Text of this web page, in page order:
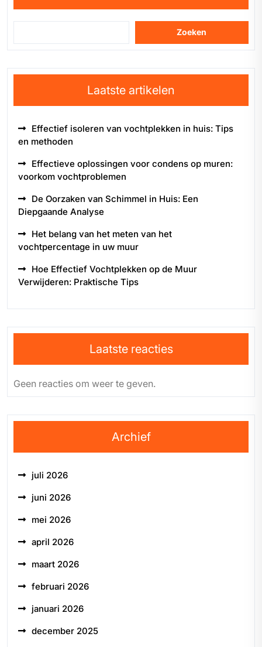
Zoeken
Laatste artikelen
Effectief isoleren van vochtplekken in huis: Tips
en methoden
Effectieve oplossingen voor condens op muren:
voorkom vochtproblemen
De Oorzaken van Schimmel in Huis: Een
Diepgaande Analyse
Het belang van het meten van het
vochtpercentage in uw muur
Hoe Effectief Vochtplekken op de Muur
Verwijderen: Praktische Tips
Laatste reacties
Geen reacties om weer te geven.
Archief
juli 2026
juni 2026
mei 2026
april 2026
maart 2026
februari 2026
januari 2026
december 2025